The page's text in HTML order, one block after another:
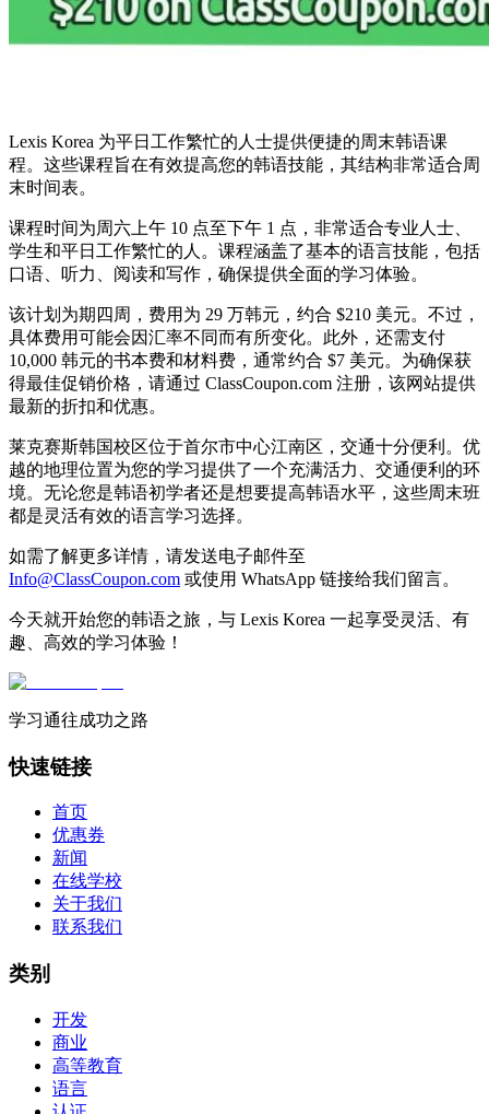
Lexis Korea 为平日工作繁忙的人士提供便捷的周末韩语课
程。这些课程旨在有效提高您的韩语技能，其结构非常适合周
末时间表。
课程时间为周六上午 10 点至下午 1 点，非常适合专业人士、
学生和平日工作繁忙的人。课程涵盖了基本的语言技能，包括
口语、听力、阅读和写作，确保提供全面的学习体验。
该计划为期四周，费用为 29 万韩元，约合 $210 美元。不过，
具体费用可能会因汇率不同而有所变化。此外，还需支付
10,000 韩元的书本费和材料费，通常约合 $7 美元。为确保获
得最佳促销价格，请通过 ClassCoupon.com 注册，该网站提供
最新的折扣和优惠。
莱克赛斯韩国校区位于首尔市中心江南区，交通十分便利。优
越的地理位置为您的学习提供了一个充满活力、交通便利的环
境。无论您是韩语初学者还是想要提高韩语水平，这些周末班
都是灵活有效的语言学习选择。
如需了解更多详情，请发送电子邮件至
Info@ClassCoupon.com 或使用 WhatsApp 链接给我们留言。
今天就开始您的韩语之旅，与 Lexis Korea 一起享受灵活、有
趣、高效的学习体验！
学习通往成功之路
快速链接
首页
优惠券
新闻
在线学校
关于我们
联系我们
类别
开发
商业
高等教育
语言